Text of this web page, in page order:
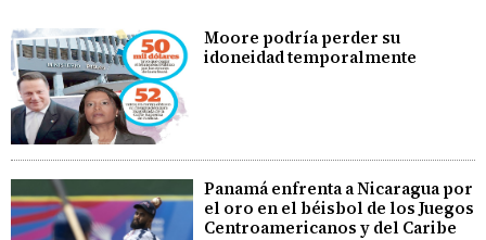
Moore podría perder su
idoneidad temporalmente
Panamá enfrenta a Nicaragua por
el oro en el béisbol de los Juegos
Centroamericanos y del Caribe